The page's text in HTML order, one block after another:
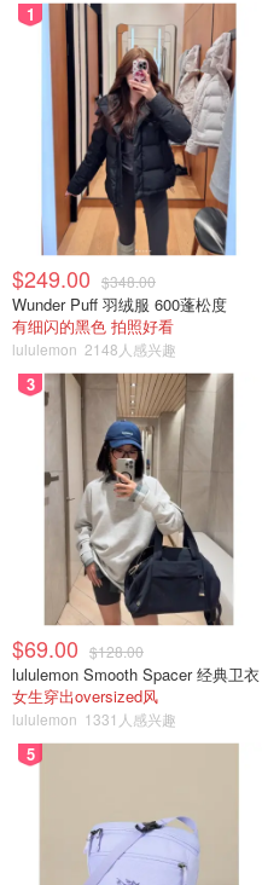
1
$249.00 $348.00
Wunder Puff 羽绒服 600蓬松度
有细闪的黑色 拍照好看
lululemon 2148人感兴趣
3
$69.00 $128.00
lululemon Smooth Spacer 经典卫衣
女生穿出oversized风
lululemon 1331人感兴趣
5